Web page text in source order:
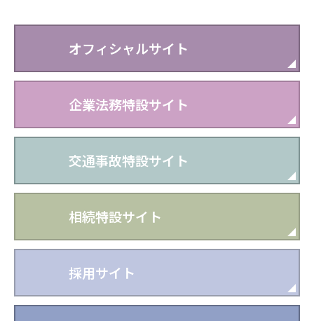
オフィシャルサイト
企業法務特設サイト
交通事故特設サイト
相続特設サイト
採用サイト